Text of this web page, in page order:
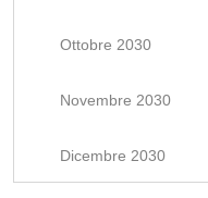
Ottobre 2030
Novembre 2030
Dicembre 2030